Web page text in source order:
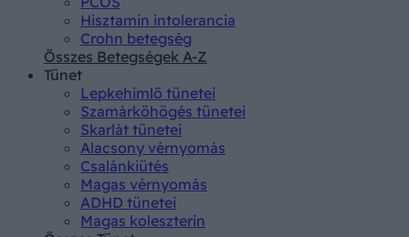
Hisztamin intolerancia
Crohn betegség
Összes Betegségek A-Z
Tünet
Lepkehimlő tünetei
Szamárköhögés tünetei
Skarlát tünetei
Alacsony vérnyomás
Csalánkiütés
Magas vérnyomás
ADHD tünetei
Magas koleszterin